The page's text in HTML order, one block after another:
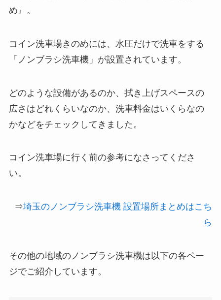
め』。
コイン洗車場きのめには、水圧だけで洗車をする
「ノンブラシ洗車機」が設置されています。
どのような設備があるのか、拭き上げスペースの
広さはどれくらいなのか、洗車料金はいくらなの
かなどをチェックしてきました。
コイン洗車場に行く前の参考になさってくださ
い。
⇒埼玉のノンブラシ洗車機 設置場所まとめはこち
ら
その他の地域のノンブラシ洗車機は以下の各ペー
ジでご紹介しています。